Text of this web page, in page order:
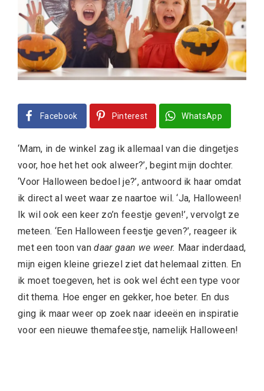
Facebook Pinterest WhatsApp
‘Mam, in de winkel zag ik allemaal van die dingetjes
voor, hoe het het ook alweer?’, begint mijn dochter.
‘Voor Halloween bedoel je?’, antwoord ik haar omdat
ik direct al weet waar ze naartoe wil. ‘Ja, Halloween!
Ik wil ook een keer zo’n feestje geven!’, vervolgt ze
meteen. ‘Een Halloween feestje geven?’, reageer ik
met een toon vandaar gaan we weer. Maar inderdaad,
mijn eigen kleine griezel ziet dat helemaal zitten. En
ik moet toegeven, het is ook wel écht een type voor
dit thema. Hoe enger en gekker, hoe beter. En dus
ging ik maar weer op zoek naar ideeën en inspiratie
voor een nieuwe themafeestje, namelijk Halloween!